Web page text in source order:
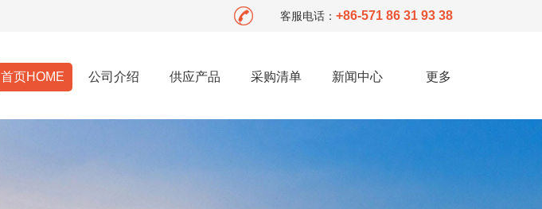
客服电话： +86-571 86 31 93 38
首页HOME 公司介绍 供应产品 采购清单 新闻中心 更多